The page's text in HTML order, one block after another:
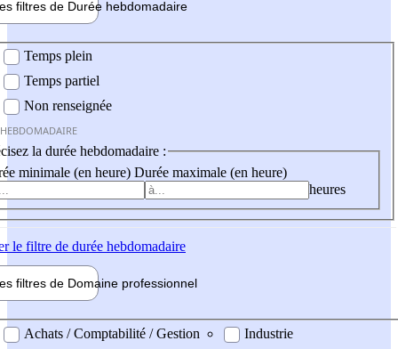
filtres de Durée hebdomadaire
Temps plein
Temps partiel
Non renseignée
la durée hebdomadaire :
minimale (en heure) Durée maximale (en heure)
heures
le filtre de durée hebdomadaire
filtres de Domaine professionnel
professionel
Achats / Comptabilité / Gestion
Industrie